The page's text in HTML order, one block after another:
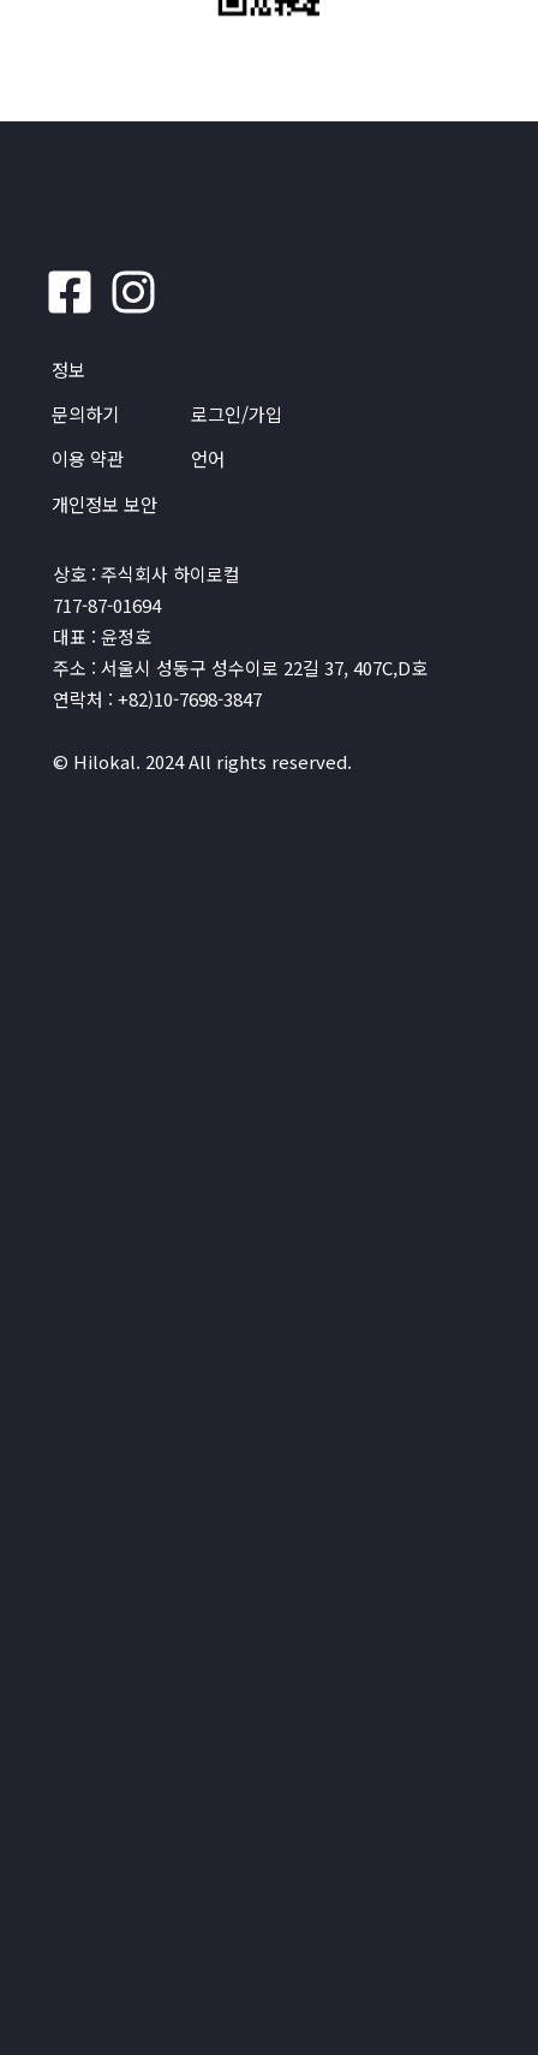
정보
문의하기
이용 약관
개인정보 보안
로그인/가입
언어
상호 : 주식회사 하이로컬
717-87-01694
대표 : 윤정호
주소 : 서울시 성동구 성수이로 22길 37, 407C,D호
연락처 : +82)10-7698-3847
© Hilokal. 2024 All rights reserved.